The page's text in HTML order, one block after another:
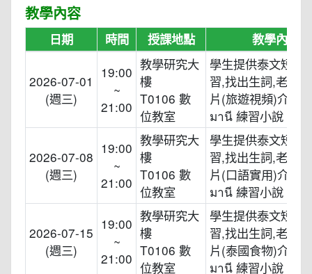
教學內容
日期 時間 授課地點 教學內容
2026-07-01
(週三)
19:00
~
21:00
教學研究大
樓
T0106 數
位教室
學生提供泰文短影
習,找出生詞,老師
片(旅遊視頻)介紹,
มานี 練習小說
2026-07-08
(週三)
19:00
~
21:00
教學研究大
樓
T0106 數
位教室
學生提供泰文短影
習,找出生詞,老師
片(口語實用)介紹,
มานี 練習小說
2026-07-15
(週三)
19:00
~
21:00
教學研究大
樓
T0106 數
位教室
學生提供泰文短影
習,找出生詞,老師
片(泰國食物)介紹,
มานี 練習小說